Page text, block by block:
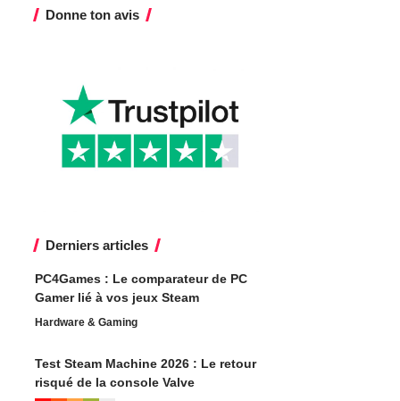
Donne ton avis
Derniers articles
PC4Games : Le comparateur de PC
Gamer lié à vos jeux Steam
Hardware & Gaming
Test Steam Machine 2026 : Le retour
risqué de la console Valve